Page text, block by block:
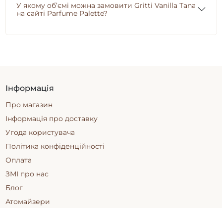
У якому об’ємі можна замовити Gritti Vanilla Tana
на сайті Parfume Palette?
Інформація
Про магазин
Інформація про доставку
Угода користувача
Політика конфіденційності
Оплата
ЗМІ про нас
Блог
Атомайзери